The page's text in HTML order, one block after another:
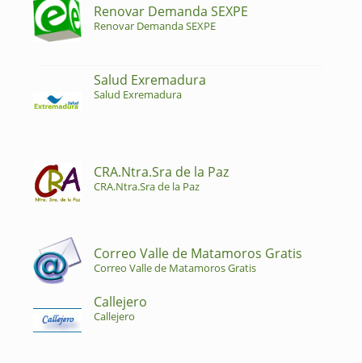
Renovar Demanda SEXPE
Renovar Demanda SEXPE
Salud Exremadura
Salud Exremadura
CRA.Ntra.Sra de la Paz
CRA.Ntra.Sra de la Paz
Correo Valle de Matamoros Gratis
Correo Valle de Matamoros Gratis
Callejero
Callejero